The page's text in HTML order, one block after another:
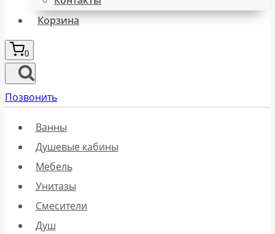
Корзина
0
Позвонить
Ванны
Душевые кабины
Мебель
Унитазы
Смесители
Душ